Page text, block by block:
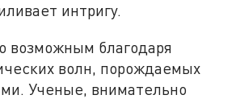
интригу.
возможным благодаря
волн, порождаемых
Ученые, внимательно